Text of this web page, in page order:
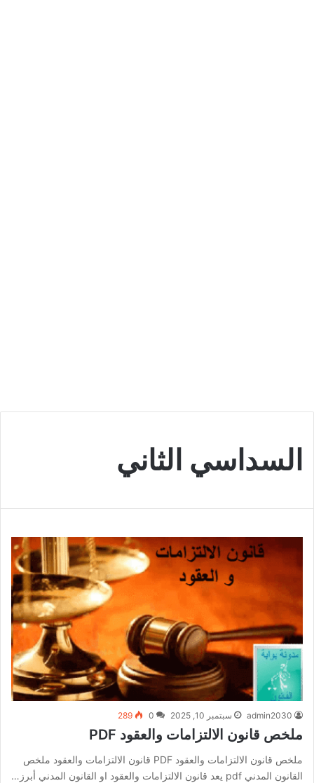
السداسي الثاني
admin2030 سبتمبر 10, 2025 0
289
ملخص قانون الالتزامات والعقود PDF
ملخص قانون الالتزامات والعقود PDF قانون الالتزامات والعقود ملخص
القانون المدني pdf يعد قانون الالتزامات والعقود او القانون المدني أبرز…